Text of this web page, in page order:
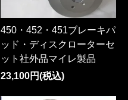
450・452・451ブレーキパ
ッド・ディスクローターセ
ット社外品マイレ製品
23,100円(税込)